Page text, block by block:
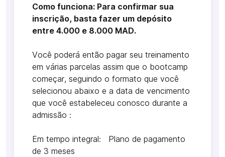
Como funciona: Para confirmar sua
inscrição, basta fazer um depósito
entre 4.000 e 8.000 MAD.
Você poderá então pagar seu treinamento
em várias parcelas assim que o bootcamp
começar, seguindo o formato que você
selecionou abaixo e a data de vencimento
que você estabeleceu conosco durante a
admissão :
Em tempo integral: Plano de pagamento
de 3 meses